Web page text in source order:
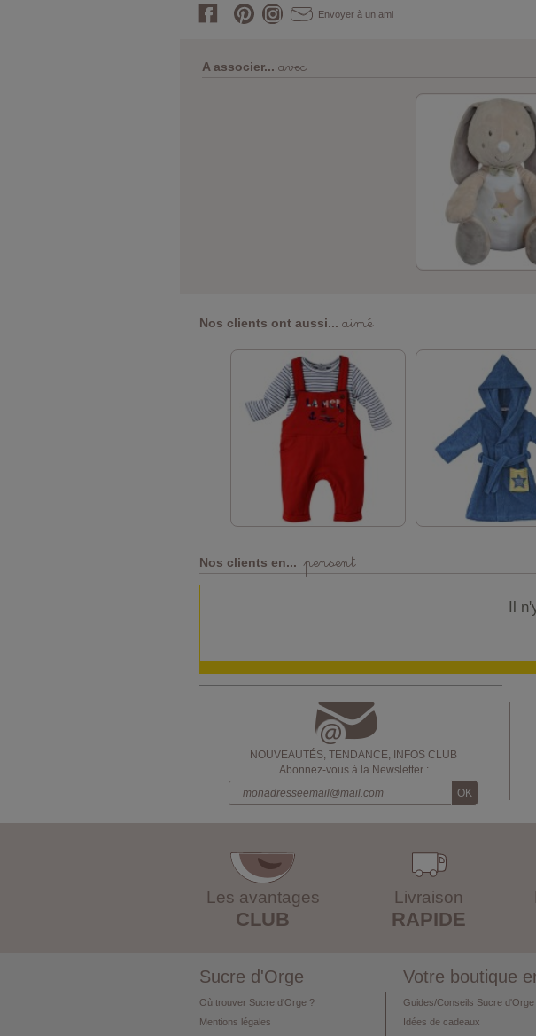
Envoyer à un ami
A associer...
Nos clients ont aussi... aimé
Nos clients en... pensent
Il
NOUVEAUTÉS, TENDANCE, INFOS CLUB
Abonnez-vous à la Newsletter :
Les avantages
CLUB
Livraison
RAPIDE
Sucre d'Orge
Où trouver Sucre d'Orge ?
Mentions légales
Votre boutique
Guides/Conseils Sucre d'Orge
Idées de cadeaux